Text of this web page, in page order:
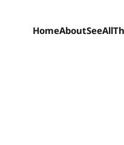
HomeAboutSeeAll